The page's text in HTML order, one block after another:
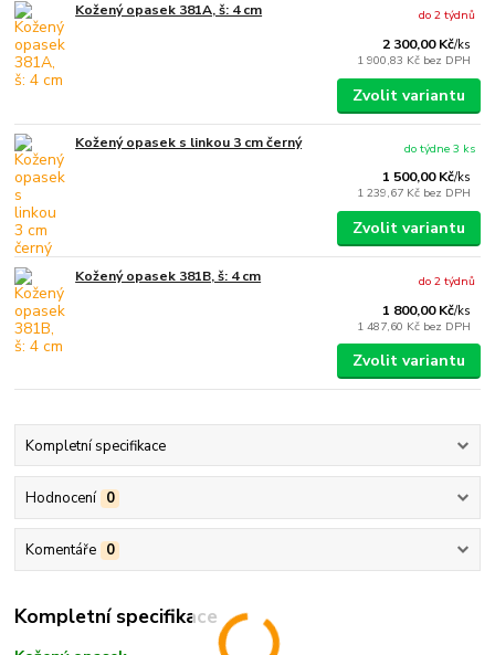
Kožený opasek 381A, š: 4 cm
2 300,00 Kč/ks
1 900,83 Kč bez DPH
do 2 týdnů
Zvolit variantu
Kožený opasek s linkou 3 cm černý
1 500,00 Kč/ks
1 239,67 Kč bez DPH
do týdne 3 ks
Zvolit variantu
Kožený opasek 381B, š: 4 cm
1 800,00 Kč/ks
1 487,60 Kč bez DPH
do 2 týdnů
Zvolit variantu
Kompletní specifikace
Hodnocení 0
Komentáře 0
Kompletní specifikace